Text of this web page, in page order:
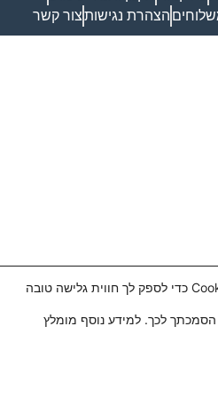
הצהרת נגישותצור קשר
אתר זה עושה שימוש בקבצי Cookies כדי לספק לך חווית גלישה טובה
לכך. למידע נוסף מומלץ